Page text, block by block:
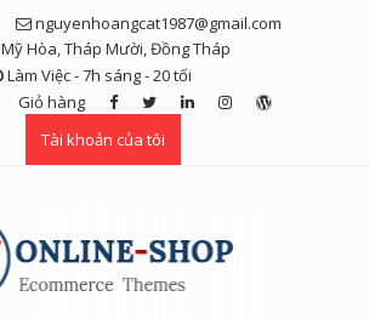
nguyenhoangcat1987@gmail.com
Mỹ Hòa, Tháp Mười, Đồng Tháp
Làm Việc - 7h sáng - 20 tối
Giỏ hàng
Tài khoản của tôi